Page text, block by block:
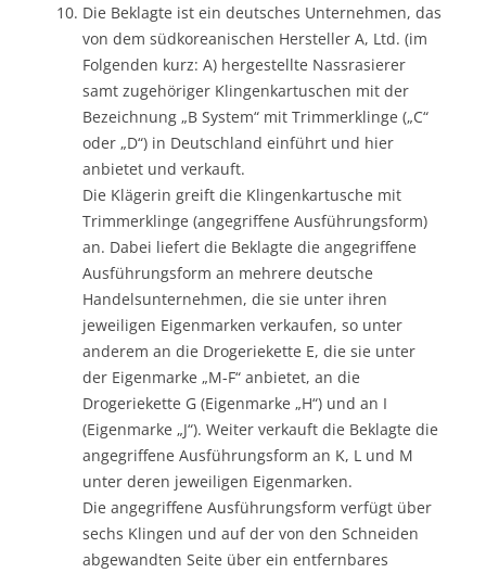
Die Beklagte ist ein deutsches Unternehmen, das
von dem südkoreanischen Hersteller A, Ltd. (im
Folgenden kurz: A) hergestellte Nassrasierer
samt zugehöriger Klingenkartuschen mit der
Bezeichnung „B System“ mit Trimmerklinge („C“
oder „D“) in Deutschland einführt und hier
anbietet und verkauft.
Die Klägerin greift die Klingenkartusche mit
Trimmerklinge (angegriffene Ausführungsform)
an. Dabei liefert die Beklagte die angegriffene
Ausführungsform an mehrere deutsche
Handelsunternehmen, die sie unter ihren
jeweiligen Eigenmarken verkaufen, so unter
anderem an die Drogeriekette E, die sie unter
der Eigenmarke „M-F“ anbietet, an die
Drogeriekette G (Eigenmarke „H“) und an I
(Eigenmarke „J“). Weiter verkauft die Beklagte die
angegriffene Ausführungsform an K, L und M
unter deren jeweiligen Eigenmarken.
Die angegriffene Ausführungsform verfügt über
sechs Klingen und auf der von den Schneiden
abgewandten Seite über ein entfernbares